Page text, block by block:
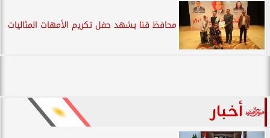
محافظ قنا يشهد حفل تكريم الأمهات المثاليات
أخبار